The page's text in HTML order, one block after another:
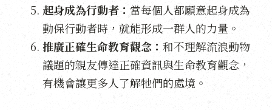
起身成為行動者： 當每個人都願意起身成為
動保行動者時，就能形成一群人的力量。
推廣正確生命教育觀念： 和不理解流浪動物
議題的親友傳達正確資訊與生命教育觀念，
有機會讓更多人了解牠們的處境。